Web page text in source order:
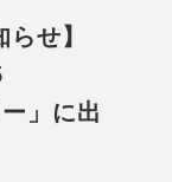
せ】
」に出